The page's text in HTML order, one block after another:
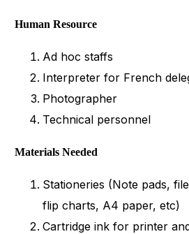
Human Resource
Ad hoc staffs
Interpreter for French
Photographer
Technical personnel
Materials Needed
Stationeries (Note pads,
flip charts, A4 paper, etc)
Cartridge ink for printer